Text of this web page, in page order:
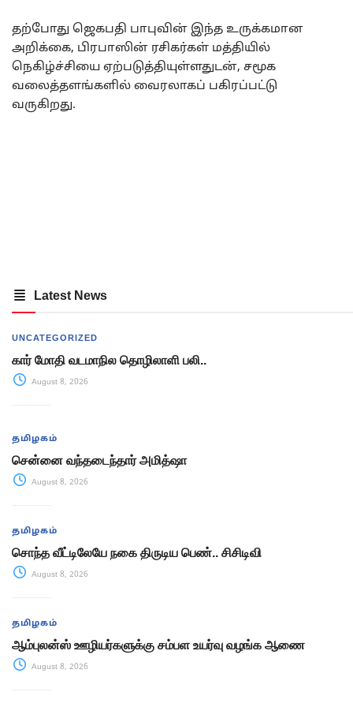
தற்போது ஜெகபதி பாபுவின் இந்த உருக்கமான
அறிக்கை, பிரபாஸின் ரசிகர்கள் மத்தியில்
நெகிழ்ச்சியை ஏற்படுத்தியுள்ளதுடன், சமூக
வலைத்தளங்களில் வைரலாகப் பகிரப்பட்டு
வருகிறது.
Latest News
UNCATEGORIZED
கார் மோதி வடமாநில தொழிலாளி பலி..
August 8, 2026
தமிழகம்
சென்னை வந்தடைந்தார் அமித்ஷா
August 8, 2026
தமிழகம்
சொந்த வீட்டிலேயே நகை திருடிய பெண்.. சிசிடிவி
August 8, 2026
தமிழகம்
ஆம்புலன்ஸ் ஊழியர்களுக்கு சம்பள உயர்வு வழங்க ஆணை
August 8, 2026